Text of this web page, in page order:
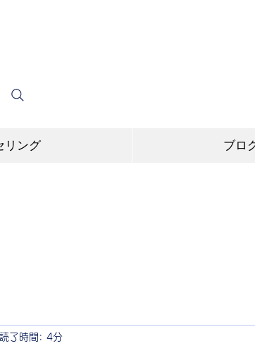
リング ブロ
読了時間: 4分